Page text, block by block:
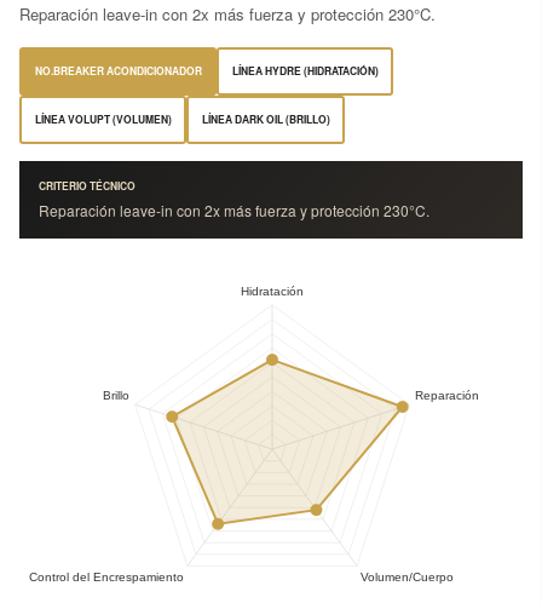
Reparación leave-in con 2x más fuerza y protección 230°C.
NO.BREAKER ACONDICIONADOR LÍNEA HYDRE (HIDRATACIÓN)
LÍNEA VOLUPT (VOLUMEN) LÍNEA DARK OIL (BRILLO)
CRITERIO TÉCNICO
Reparación leave-in con 2x más fuerza y protección 230°C.